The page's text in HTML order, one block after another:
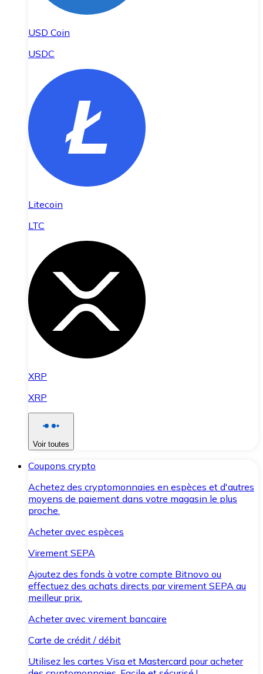
USD Coin
USDC
Litecoin
LTC
XRP
XRP
Voir toutes
Coupons crypto
Achetez des cryptomonnaies en espèces et d'autres
moyens de paiement dans votre magasin le plus
proche.
Acheter avec espèces
Virement SEPA
Ajoutez des fonds à votre compte Bitnovo ou
effectuez des achats directs par virement SEPA au
meilleur prix.
Acheter avec virement bancaire
Carte de crédit / débit
Utilisez les cartes Visa et Mastercard pour acheter